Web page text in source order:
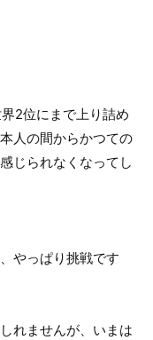
2位にまで上り詰め
人の間からかつての
じられなくなってし
やっぱり挑戦です
れませんが、いまは